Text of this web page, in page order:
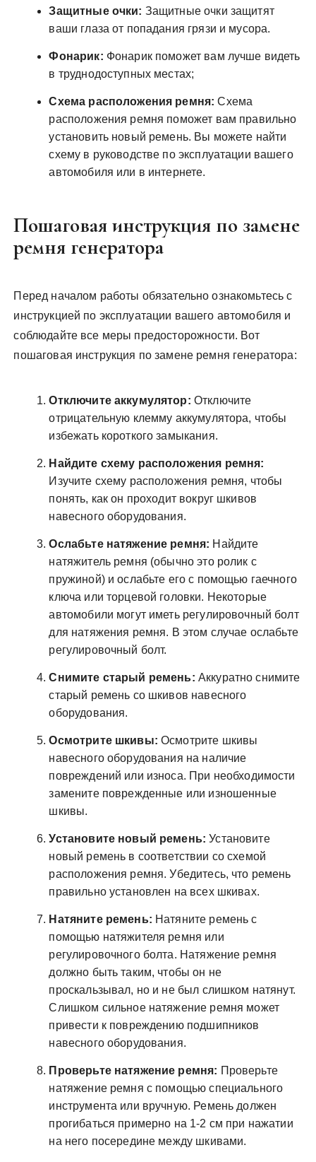
Защитные очки: Защитные очки защитят
ваши глаза от попадания грязи и мусора.
Фонарик: Фонарик поможет вам лучше видеть
в труднодоступных местах;
Схема расположения ремня: Схема
расположения ремня поможет вам правильно
установить новый ремень. Вы можете найти
схему в руководстве по эксплуатации вашего
автомобиля или в интернете.
Пошаговая инструкция по замене
ремня генератора
Перед началом работы обязательно ознакомьтесь с
инструкцией по эксплуатации вашего автомобиля и
соблюдайте все меры предосторожности. Вот
пошаговая инструкция по замене ремня генератора:
Отключите аккумулятор: Отключите
отрицательную клемму аккумулятора, чтобы
избежать короткого замыкания.
Найдите схему расположения ремня:
Изучите схему расположения ремня, чтобы
понять, как он проходит вокруг шкивов
навесного оборудования.
Ослабьте натяжение ремня: Найдите
натяжитель ремня (обычно это ролик с
пружиной) и ослабьте его с помощью гаечного
ключа или торцевой головки. Некоторые
автомобили могут иметь регулировочный болт
для натяжения ремня. В этом случае ослабьте
регулировочный болт.
Снимите старый ремень: Аккуратно снимите
старый ремень со шкивов навесного
оборудования.
Осмотрите шкивы: Осмотрите шкивы
навесного оборудования на наличие
повреждений или износа. При необходимости
замените поврежденные или изношенные
шкивы.
Установите новый ремень: Установите
новый ремень в соответствии со схемой
расположения ремня. Убедитесь, что ремень
правильно установлен на всех шкивах.
Натяните ремень: Натяните ремень с
помощью натяжителя ремня или
регулировочного болта. Натяжение ремня
должно быть таким, чтобы он не
проскальзывал, но и не был слишком натянут.
Слишком сильное натяжение ремня может
привести к повреждению подшипников
навесного оборудования.
Проверьте натяжение ремня: Проверьте
натяжение ремня с помощью специального
инструмента или вручную. Ремень должен
прогибаться примерно на 1-2 см при нажатии
на него посередине между шкивами.